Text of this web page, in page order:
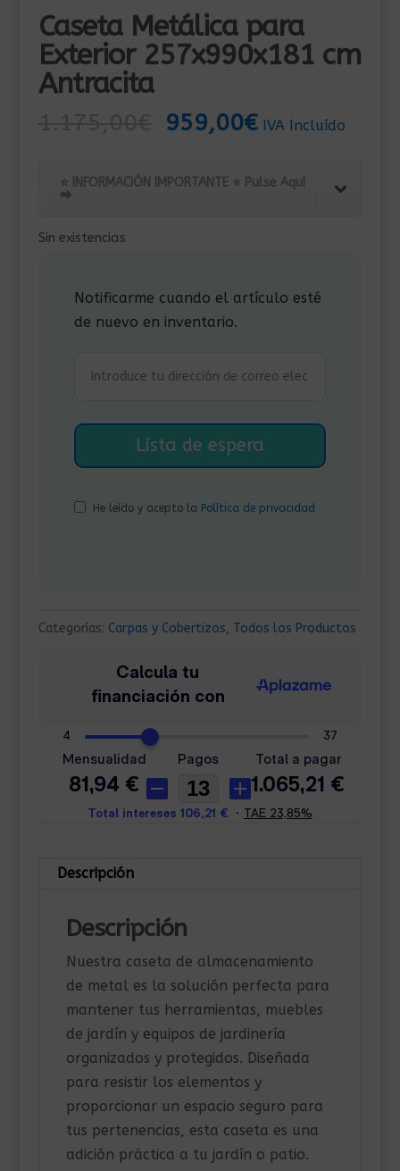
Caseta Metálica para
Exterior 257x990x181 cm
Antracita
El
original
era:
959,00€El
actual
es:
IVA Incluído
⭐ INFORMACIÓN IMPORTANTE ⭐ Pulse Aquí
⮕
Sin existencias
Notificarme cuando el artículo esté
de nuevo en inventario.
He leído y acepto la Política de privacidad
Categorías: Carpas y Cobertizos, Todos los Productos
Descripción
Descripción
Nuestra caseta de almacenamiento
de metal es la solución perfecta para
mantener tus herramientas, muebles
de jardín y equipos de jardinería
organizados y protegidos. Diseñada
para resistir los elementos y
proporcionar un espacio seguro para
tus pertenencias, esta caseta es una
adición práctica a tu jardín o patio.